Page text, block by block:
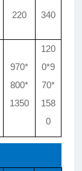
220 340
970*
800*
1350
120
0*9
70*
158
0